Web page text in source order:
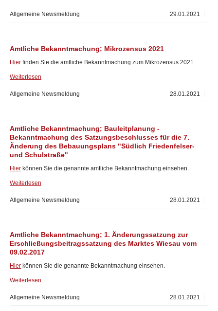
29.01.2021
Allgemeine Newsmeldung
Amtliche Bekanntmachung; Mikrozensus 2021
Hier finden Sie die amtliche Bekanntmachung zum Mikrozensus 2021.
Weiterlesen
28.01.2021
Allgemeine Newsmeldung
Amtliche Bekanntmachung; Bauleitplanung -
Bekanntmachung des Satzungsbeschlusses für die 7.
Änderung des Bebauungsplans "Südlich Friedenfelser-
und Schulstraße"
Hier können Sie die genannte amtliche Bekanntmachung einsehen.
Weiterlesen
28.01.2021
Allgemeine Newsmeldung
Amtliche Bekanntmachung; 1. Änderungssatzung zur
Erschließungsbeitragssatzung des Marktes Wiesau vom
09.02.2017
Hier können Sie die genannte Bekanntmachung einsehen.
Weiterlesen
28.01.2021
Allgemeine Newsmeldung